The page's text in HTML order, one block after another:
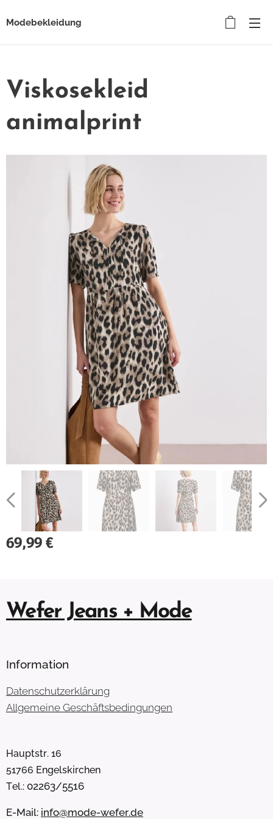
Modebekleidung
Viskosekleid
animalprint
69,99 €
Wefer Jeans + Mode
Information
Datenschutzerklärung
Allgemeine Geschäftsbedingungen
Hauptstr. 16
51766 Engelskirchen
Tel.: 02263/5516
E-Mail: info@mode-wefer.de